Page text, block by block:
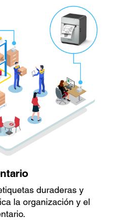
duraderas y
la organización y el